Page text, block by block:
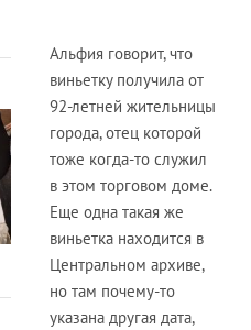
Альфия говорит, что
виньетку получила от
92-летней жительницы
города, отец которой
тоже когда-то служил
в этом торговом доме.
Еще одна такая же
виньетка находится в
Центральном архиве,
но там почему-то
указана другая дата,